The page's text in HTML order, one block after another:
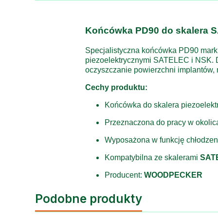
Końcówka PD90 do skalera
Specjalistyczna końcówka PD90
piezoelektrycznymi SATELEC i NSK.
oczyszczanie powierzchni
Cechy produktu:
Końcówka do skalera
Przeznaczona do pracy w
Wyposażona w funkcję
Kompatybilna ze skalerami
Producent: WOODPECKER
Podobne produkty